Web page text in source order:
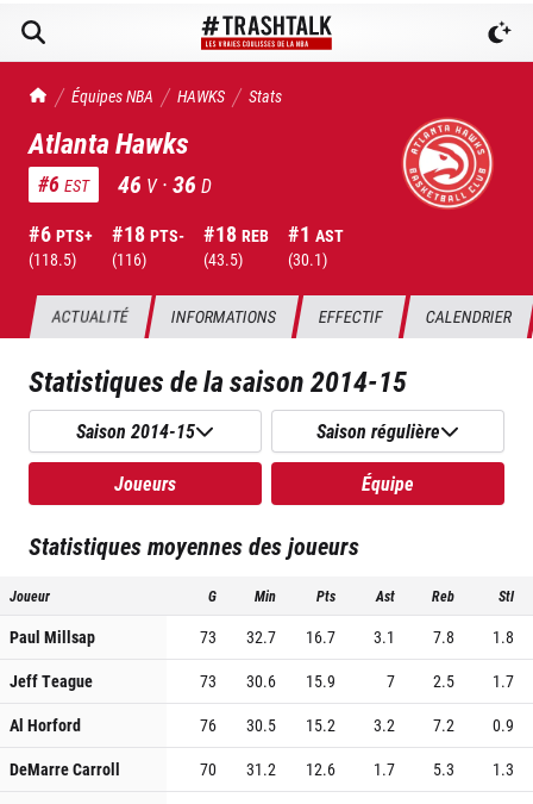
TrashTalk Actu NBA
Équipes NBA HAWKS Stats
Atlanta Hawks
#6 EST 46 V ·36 D
#6 PTS+
(118.5)
#18 PTS-
(116)
#18 REB
(43.5)
#1 AST
(30.1)
ACTUALITÉ INFORMATIONS EFFECTIF CALENDRIER
Statistiques de la saison2014-15
Saison 2014-15 Saison régulière
Joueurs Équipe
Statistiques moyennes des joueurs
Joueur G Min Pts Ast Reb Stl
Paul Millsap 73 32.7 16.7 3.1 7.8
1.8
Jeff Teague
73 30.6 15.9 7 2.5
1.7
Al Horford
76 30.5 15.2 3.2 7.2
0.9
DeMarre Carroll
70 31.2 12.6 1.7 5.3
1.3